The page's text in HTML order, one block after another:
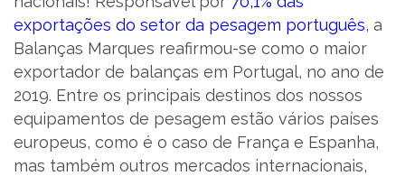
exportações do setor da pesagem português, a
Balanças Marques reafirmou-se como o maior
exportador de balanças em Portugal, no ano de
2019. Entre os principais destinos dos nossos
equipamentos de pesagem estão vários países
europeus, como é o caso de França e Espanha,
mas também outros mercados internacionais,